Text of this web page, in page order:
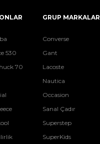
530
70
GRUP MARKALAR
Converse
Gant
Lacoste
Nautica
Occasion
Sanal Çadır
Superstep
SuperKids